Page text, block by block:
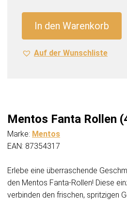
37,5g)
Menge
In den Warenkorb
Auf der Wunschliste
Mentos Fanta Rollen
Marke: Mentos
EAN: 87354317
Erlebe eine überraschende
den Mentos Fanta-Rollen! Diese
verbinden den frischen, spritzigen